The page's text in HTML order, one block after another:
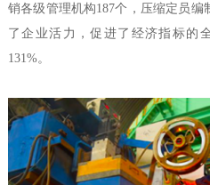
销各级管理机构187个，压缩定员编
了企业活力，促进了经济指标的
131%。